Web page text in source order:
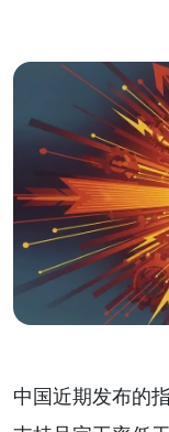
中国近期发布的